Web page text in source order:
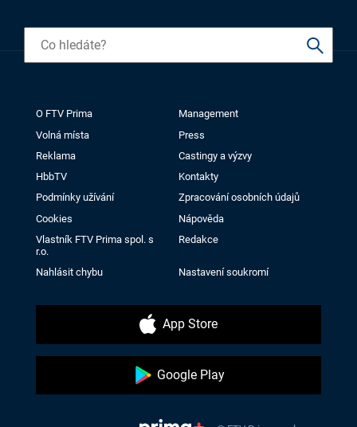
O FTV Prima
Management
Volná místa
Press
Reklama
Castingy a výzvy
HbbTV
Kontakty
Podmínky užívání
Zpracování osobních údajů
Cookies
Nápověda
Vlastník FTV Prima spol. s
r.o.
Redakce
Nahlásit chybu Nastavení soukromí
App Store
Google Play